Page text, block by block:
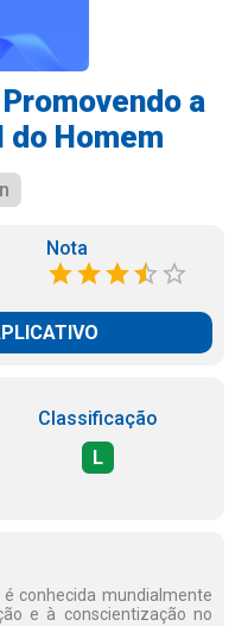
a
do Homem
Nota
Classificação
L
conhecida mundialmente
e à conscientização no